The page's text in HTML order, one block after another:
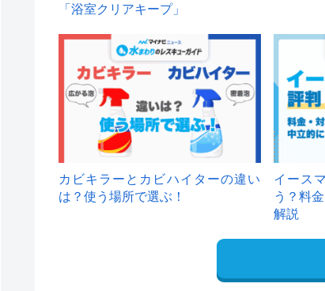
「浴室クリアキープ」
カビキラーとカビハイターの違い
は？使う場所で選ぶ！
イース
う？料
解説